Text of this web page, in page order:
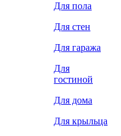
Для пола
Для стен
Для гаража
Для
гостиной
Для дома
Для крыльца